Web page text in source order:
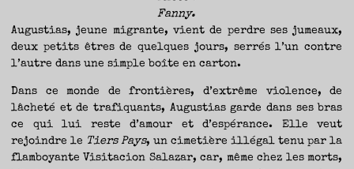
PERMANENCE
APRÈS
LES
NOUVEAUTÉS.
LES
CHEMINS
ET
PAS
DE
PARLER
DE
LIVRES,
DONC,
MAIS
Fanny
Fanny.
Augustias, jeune migrante, vient de perdre ses jumeaux,
deux petits êtres de quelques jours, serrés l’un contre
l’autre dans une simple boîte en carton.
Dans ce monde de frontières, d’extrême violence, de
lâcheté et de trafiquants, Augustias garde dans ses bras
ce qui lui reste d’amour et d’espérance. Elle veut
rejoindre le Tiers Pays, un cimetière illégal tenu par la
flamboyante Visitacion Salazar, car, même chez les morts,